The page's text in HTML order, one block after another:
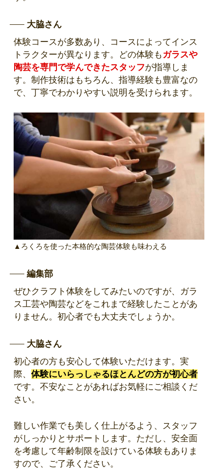
大脇さん
体験コースが多数あり、コースによってインス
トラクターが異なります。どの体験も ガラスや
陶芸を専門で学んできたスタッフが指導しま
す。制作技術はもちろん、指導経験も豊富なの
で、丁寧でわかりやすい説明を受けられます。
▲ろくろを使った本格的な陶芸体験も味わえる
編集部
ぜひクラフト体験をしてみたいのですが、ガラ
ス工芸や陶芸などをこれまで経験したことがあ
りません。初心者でも大丈夫でしょうか。
大脇さん
初心者の方も安心して体験いただけます。実
際、 体験にいらっしゃるほとんどの方が初心者
です。不安なことがあればお気軽にご相談くだ
さい。
難しい作業でも美しく仕上がるよう、スタッフ
がしっかりとサポートします。ただし、安全面
を考慮して年齢制限を設けている体験もありま
すので、ご了承ください。